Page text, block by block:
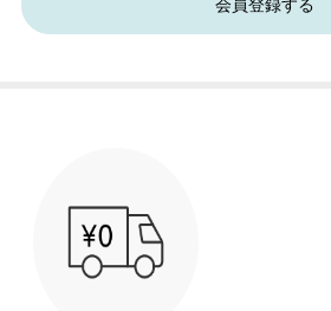
会員登録する